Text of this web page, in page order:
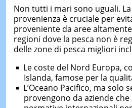
Non tutti i mari sono uguali.
provenienza è cruciale per
proveniente da aree
regioni dove la pesca non è
delle zone di pesca migliori
Le coste del Nord Europa,
Islanda, famose per la
L’Oceano Pacifico, ma solo
provengono da aziende